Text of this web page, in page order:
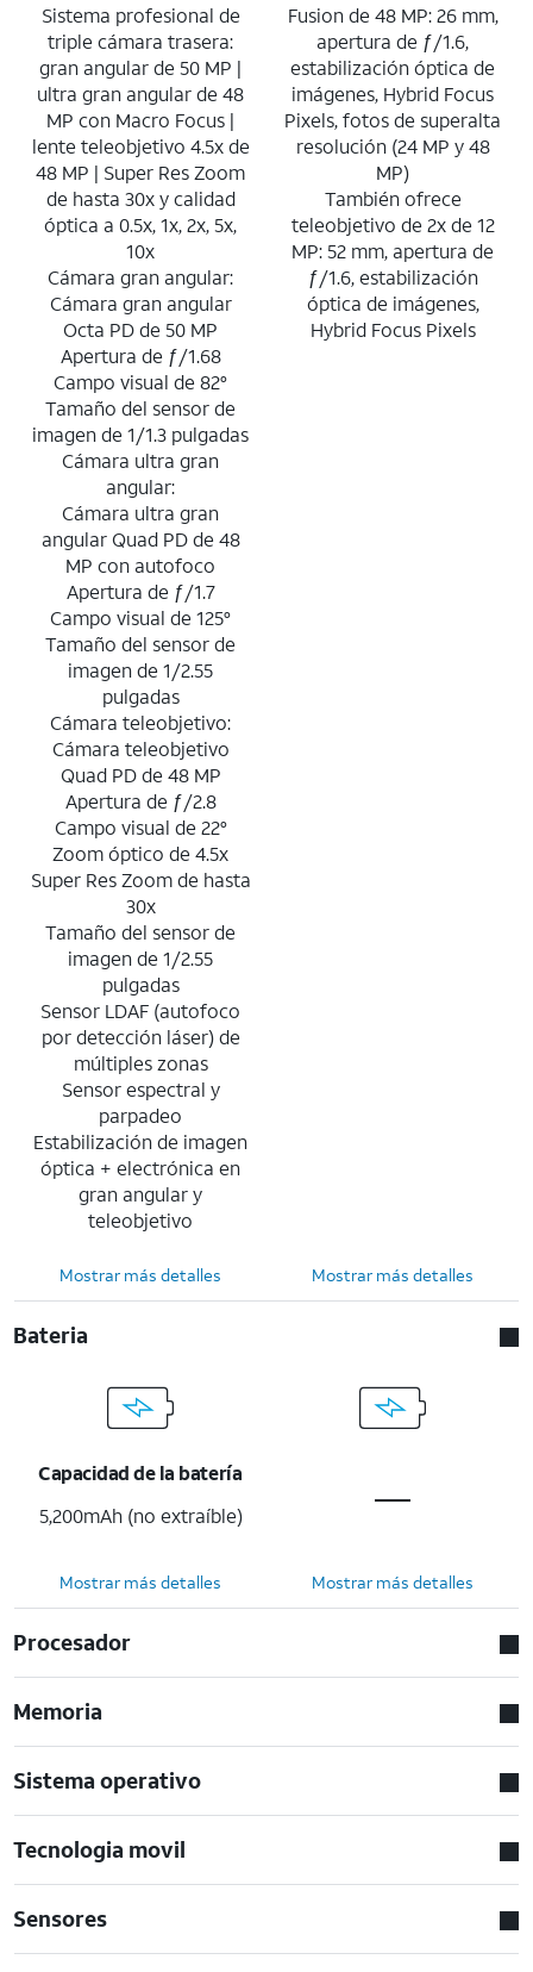
Sistema profesional de
triple cámara trasera:
gran angular de 50 MP |
ultra gran angular de 48
MP con Macro Focus |
lente teleobjetivo 4.5x de
48 MP | Super Res Zoom
de hasta 30x y calidad
óptica a 0.5x, 1x, 2x, 5x,
10x
Cámara gran angular:
Cámara gran angular
Octa PD de 50 MP
Apertura de ƒ/1.68
Campo visual de 82°
Tamaño del sensor de
imagen de 1/1.3 pulgadas
Cámara ultra gran
angular:
Cámara ultra gran
angular Quad PD de 48
MP con autofoco
Apertura de ƒ/1.7
Campo visual de 125°
Tamaño del sensor de
imagen de 1/2.55
pulgadas
Cámara teleobjetivo:
Cámara teleobjetivo
Quad PD de 48 MP
Apertura de ƒ/2.8
Campo visual de 22°
Zoom óptico de 4.5x
Super Res Zoom de hasta
30x
Tamaño del sensor de
imagen de 1/2.55
pulgadas
Sensor LDAF (autofoco
por detección láser) de
múltiples zonas
Sensor espectral y
parpadeo
Estabilización de imagen
óptica + electrónica en
gran angular y
teleobjetivo
Fusion de 48 MP: 26 mm,
apertura de ƒ/1.6,
estabilización óptica de
imágenes, Hybrid Focus
Pixels, fotos de superalta
resolución (24 MP y 48
MP)
También ofrece
teleobjetivo de 2x de 12
MP: 52 mm, apertura de
ƒ/1.6, estabilización
óptica de imágenes,
Hybrid Focus Pixels
Mostrar más detalles Mostrar más detalles
Bateria
Capacidad de la batería
5,200mAh (no extraíble)
Mostrar más detalles Mostrar más detalles
Procesador
Memoria
Sistema operativo
Tecnologia movil
Sensores